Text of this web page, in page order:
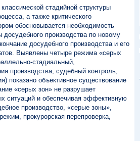
стадийной структуры
а также критического
обосновывается необходимость
производства по новому
досудебного производства и его
Выявлены четыре режима «серых
стадиальный,
производства, судебный контроль,
показано объективное существование
«серых зон» не разрушает
ситуаций и обеспечивая эффективную
производство, «серые зоны»,
прокурорская перепроверка,